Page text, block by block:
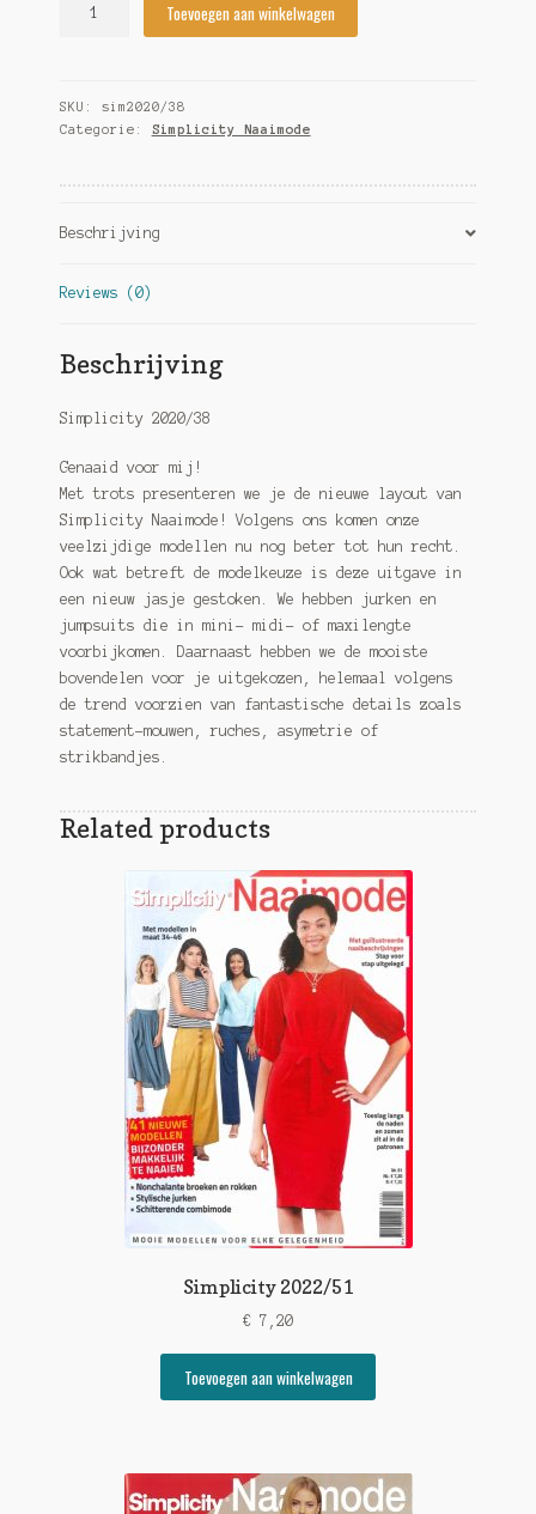
Toevoegen aan winkelwagen
SKU: sim2020/38
Categorie: Simplicity Naaimode
Beschrijving
Reviews (0)
Beschrijving
Simplicity 2020/38
Genaaid voor mij!
Met trots presenteren we je de nieuwe layout van
Simplicity Naaimode! Volgens ons komen onze
veelzijdige modellen nu nog beter tot hun recht.
Ook wat betreft de modelkeuze is deze uitgave in
een nieuw jasje gestoken. We hebben jurken en
jumpsuits die in mini- midi- of maxilengte
voorbijkomen. Daarnaast hebben we de mooiste
bovendelen voor je uitgekozen, helemaal volgens
de trend voorzien van fantastische details zoals
statement-mouwen, ruches, asymetrie of
strikbandjes.
Related products
Simplicity 2022/51
€ 7,20
Toevoegen aan winkelwagen